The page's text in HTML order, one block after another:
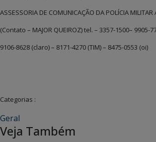
ASSESSORIA DE COMUNICAÇÃO DA POLÍCIA
(Contato – MAJOR QUEIROZ) tel. – 3357-1500– 9905-
9106-8628 (claro) – 8171-4270 (TIM) – 8475-0553 (oi)
Categorias :
Geral
Veja Também